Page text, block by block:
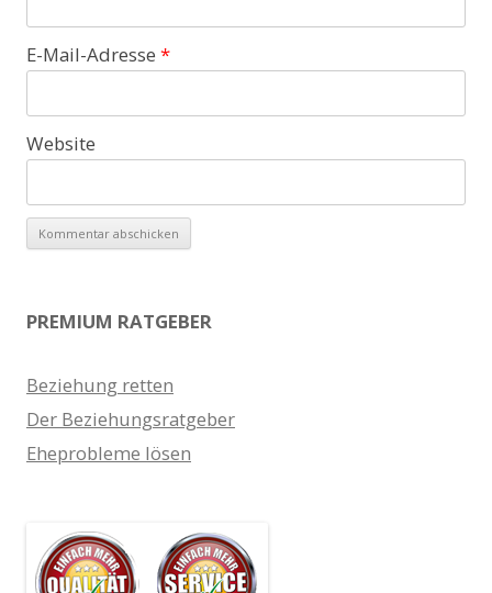
E-Mail-Adresse *
Website
PREMIUM RATGEBER
Beziehung retten
Der Beziehungsratgeber
Eheprobleme lösen